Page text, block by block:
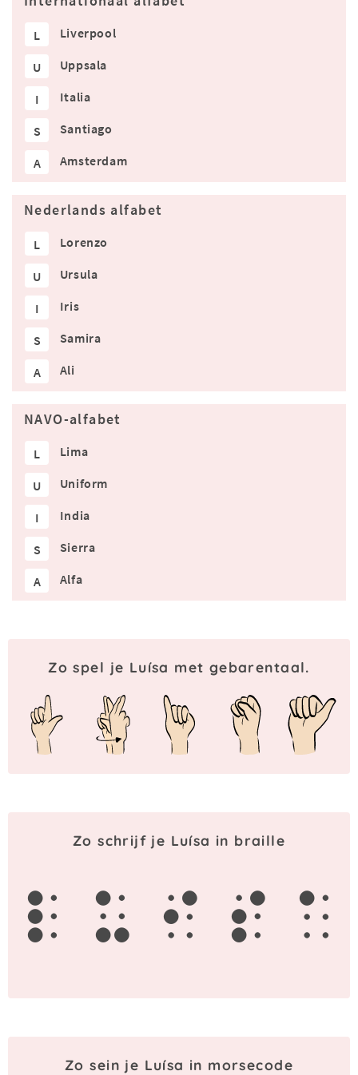
L Liverpool
U Uppsala
I Italia
S Santiago
A Amsterdam
Nederlands alfabet
L Lorenzo
U Ursula
I Iris
S Samira
A Ali
NAVO-alfabet
L Lima
U Uniform
I India
S Sierra
A Alfa
Zo spel je Luísa met gebarentaal.
Zo schrijf je Luísa in braille
l u i s a
Zo sein je Luísa in morsecode